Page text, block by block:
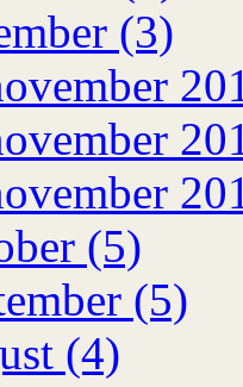
(3)
(5)
(5)
(4)